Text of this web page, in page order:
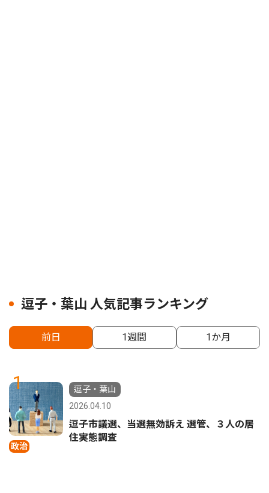
逗子・葉山 人気記事ランキング
前日 1週間 1か月
1
政治
逗子・葉山
2026.04.10
逗子市議選、当選無効訴え 選管、３人の居
住実態調査